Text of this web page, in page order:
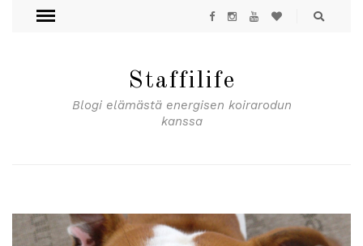
Staffilife
Blogi elämästä energisen koirarodun
kanssa